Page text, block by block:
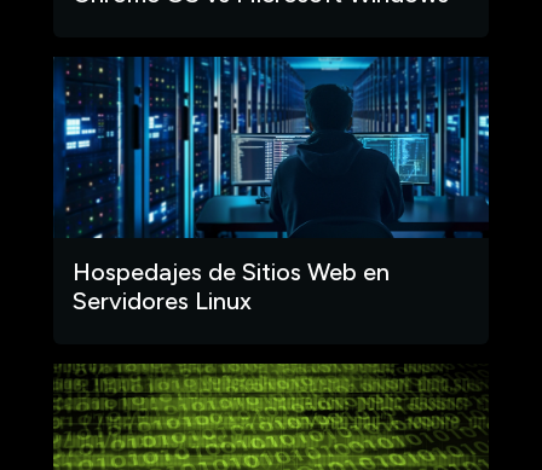
Hospedajes de Sitios Web en
Servidores Linux